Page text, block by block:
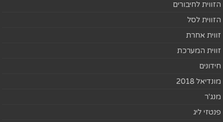
הזווית לחיבורים
הזווית לסל
זווית אחרת
זווית המערכת
חידונים
מונדיאל 2018
מנג'ר
פנטזי ליג